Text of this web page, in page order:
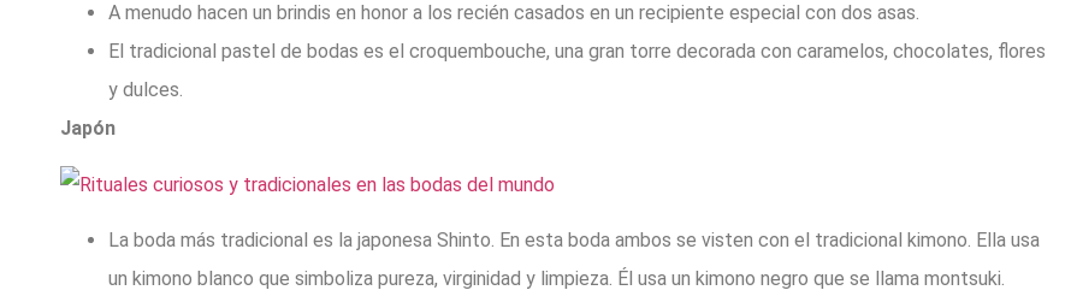
A menudo hacen un brindis en honor a los recién casados ​​en un recipiente especial con dos asas.
El tradicional pastel de bodas es el croquembouche, una gran torre decorada con caramelos, chocolates, flores
y dulces.
Japón
La boda más tradicional es la japonesa Shinto. En esta boda ambos se visten con el tradicional kimono. Ella usa
un kimono blanco que simboliza pureza, virginidad y limpieza. Él usa un kimono negro que se llama montsuki.